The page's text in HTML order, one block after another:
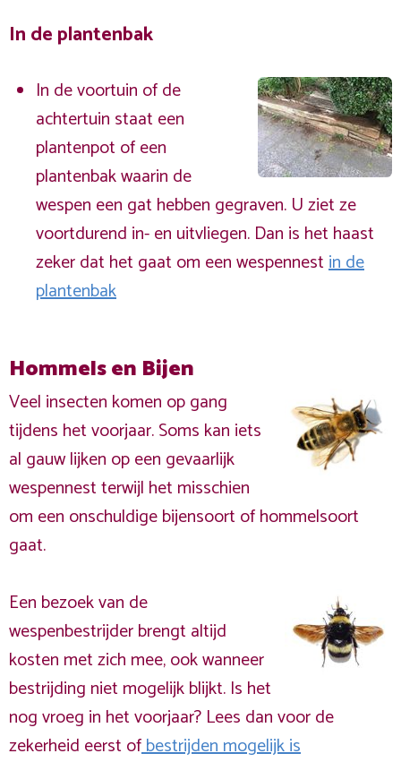
In de plantenbak
In de voortuin of de
achtertuin staat een
plantenpot of een
plantenbak waarin de
wespen een gat hebben gegraven. U ziet ze
voortdurend in- en uitvliegen. Dan is het haast
zeker dat het gaat om een wespennestin de
plantenbak
Hommels en Bijen
Veel insecten komen op gang
tijdens het voorjaar. Soms kan iets
al gauw lijken op een gevaarlijk
wespennest terwijl het misschien
om een onschuldige bijensoort of hommelsoort
gaat.
Een bezoek van de
wespenbestrijder brengt altijd
kosten met zich mee, ook wanneer
bestrijding niet mogelijk blijkt. Is het
nog vroeg in het voorjaar? Lees dan voor de
zekerheid eerst ofbestrijden mogelijk is